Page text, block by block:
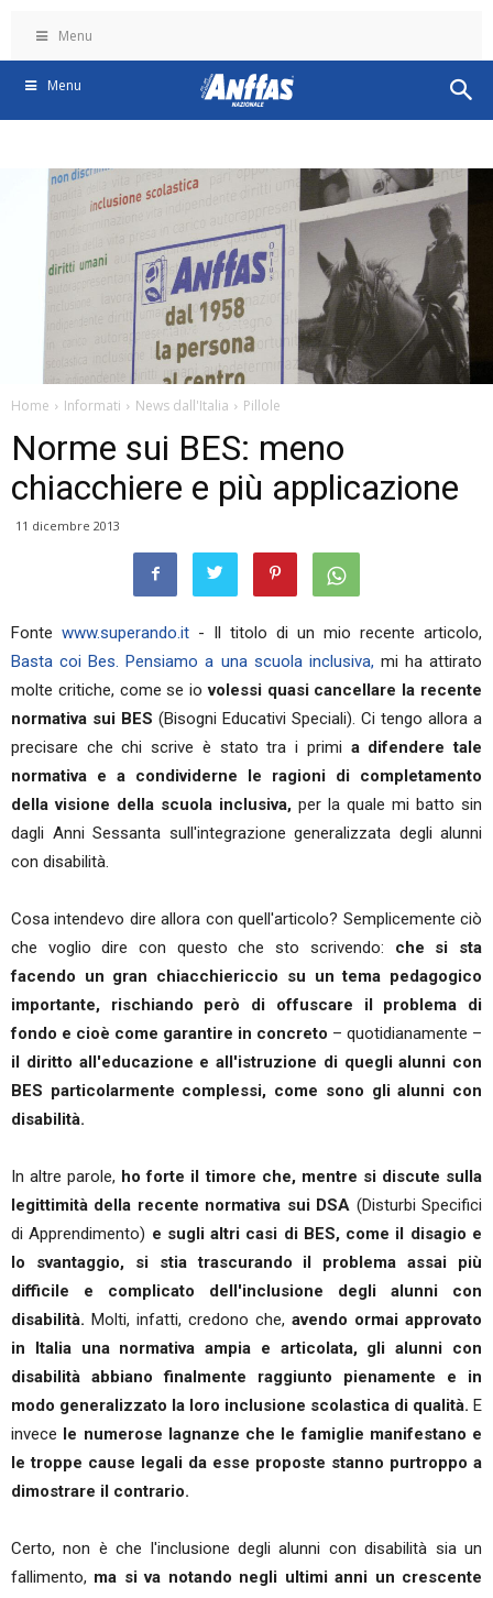
Menu
Menu
Home Informati News dall'Italia Pillole
Norme sui BES: meno
chiacchiere e più applicazione
11 dicembre 2013
Fonte www.superando.it - Il titolo di un mio recente articolo,
Basta coi Bes. Pensiamo a una scuola inclusiva, mi ha attirato
molte critiche, come se iovolessi quasi cancellare la recente
normativa sui BES (Bisogni Educativi Speciali). Ci tengo allora a
precisare che chi scrive è stato tra i primi a difendere tale
normativa e a condividerne le ragioni di completamento
della visione della scuola inclusiva, per la quale mi batto sin
dagli Anni Sessanta sull'integrazione generalizzata degli alunni
con disabilità.
Cosa intendevo dire allora con quell'articolo? Semplicemente ciò
che voglio dire con questo che sto scrivendo: che si sta
facendo un gran chiacchiericcio su un tema pedagogico
importante, rischiando però di offuscare il problema di
fondo e cioè come garantire in concreto – quotidianamente –
il diritto all'educazione e all'istruzione di quegli alunni con
BES particolarmente complessi, come sono gli alunni con
disabilità.
In altre parole, ho forte il timore che, mentre si discute sulla
legittimità della recente normativa sui DSA (Disturbi Specifici
di Apprendimento) e sugli altri casi di BES, come il disagio e
lo svantaggio, si stia trascurando il problema assai più
difficile e complicato dell'inclusione degli alunni con
disabilità. Molti, infatti, credono che, avendo ormai approvato
in Italia una normativa ampia e articolata, gli alunni con
disabilità abbiano finalmente raggiunto pienamente e in
modo generalizzato la loro inclusione scolastica di qualità. E
invece le numerose lagnanze che le famiglie manifestano e
le troppe cause legali da esse proposte stanno purtroppo a
dimostrare il contrario.
Certo, non è che l'inclusione degli alunni con disabilità sia un
fallimento, ma si va notando negli ultimi anni un crescente